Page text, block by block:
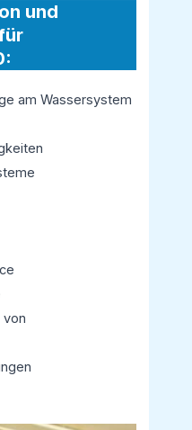
und
am Wassersystem
von